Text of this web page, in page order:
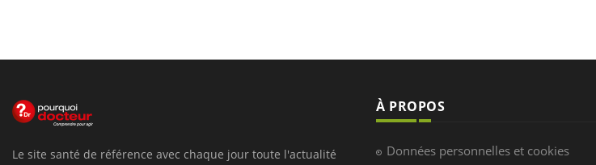
Le site santé de référence avec chaque jour toute l'actualité
À PROPOS
Données personnelles et cookies